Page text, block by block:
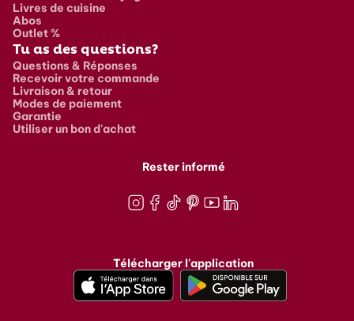
Livres de cuisine
Abos
Outlet %
Tu as des questions?
Questions & Réponses
Recevoir votre commande
Livraison & retour
Modes de paiement
Garantie
Utiliser un bon d'achat
Rester informé
Télécharger l'application